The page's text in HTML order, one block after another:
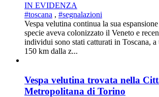
IN EVIDENZA
#toscana , #segnalazioni
Vespa velutina continua la sua
specie aveva colonizzato il Veneto e
individui sono stati catturati in Toscana, a
150 km dalla z...
Vespa velutina trovata nella
Metropolitana di Torino